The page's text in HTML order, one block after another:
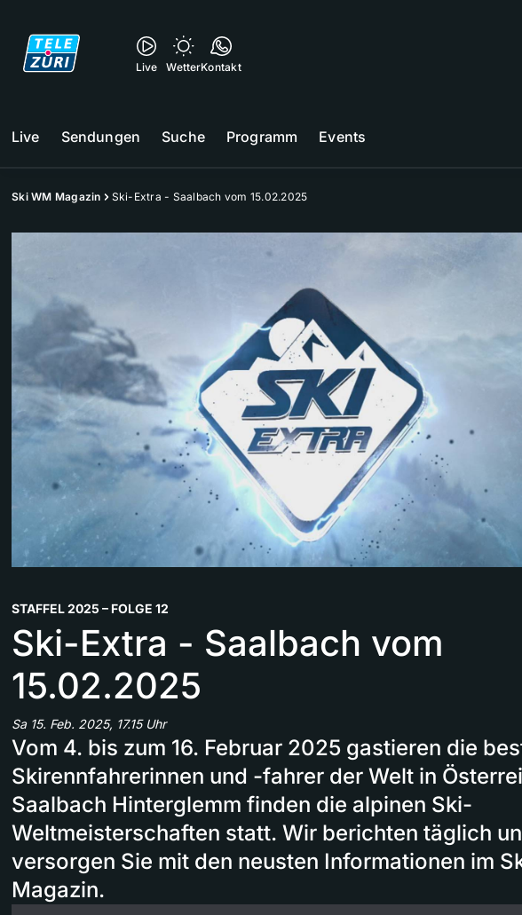
Live WetterKontakt
Live Sendungen Suche Programm Events
Ski WM Magazin Ski-Extra - Saalbach vom 15.02.2025
STAFFEL 2025 – FOLGE 12
Ski-Extra - Saalbach vom
15.02.2025
Sa 15. Feb. 2025, 17.15 Uhr
Vom 4. bis zum 16. Februar 2025 gastieren die
Skirennfahrerinnen und -fahrer der Welt in
Saalbach Hinterglemm finden die alpinen Ski-
Weltmeisterschaften statt. Wir berichten täglich
versorgen Sie mit den neusten Informationen im
Magazin.